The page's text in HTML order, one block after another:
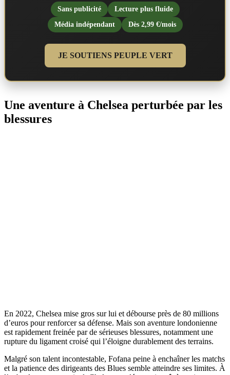
Sans publicité
Lecture plus fluide
Média indépendant
Dès 2,99 €/mois
JE SOUTIENS PEUPLE VERT
Une aventure à Chelsea perturbée par les
blessures
En 2022, Chelsea mise gros sur lui et débourse près de 80 millions
d’euros pour renforcer sa défense. Mais son aventure londonienne
est rapidement freinée par de sérieuses blessures, notamment une
rupture du ligament croisé qui l’éloigne durablement des terrains.
Malgré son talent incontestable, Fofana peine à enchaîner les matchs
et la patience des dirigeants des Blues semble atteindre ses limites. À